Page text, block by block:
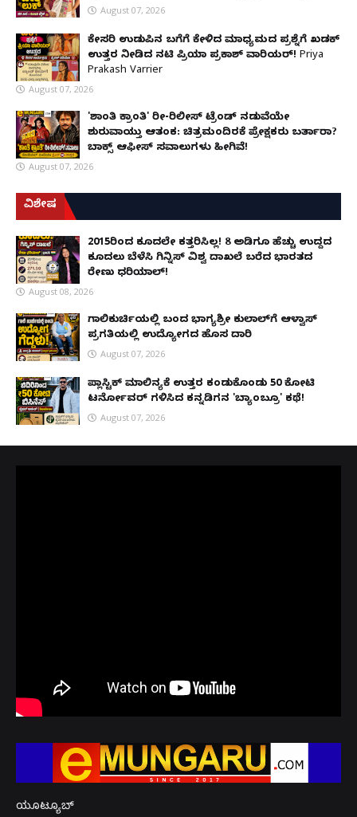
August 07, 2026
ಕೇಸರಿ ಉಡುಪಿನ ಬಗೆಗೆ ಕೇಳಿದ ಮಾಧ್ಯಮದ ಪ್ರಶ್ನೆಗೆ ಖಡಕ್
ಉತ್ತರ ನೀಡಿದ ನಟಿ ಪ್ರಿಯಾ ಪ್ರಕಾಶ್ ವಾರಿಯರ್! Priya
Prakash Varrier
August 07, 2026
'ಶಾಂತಿ ಕ್ರಾಂತಿ' ರೀ-ರಿಲೀಸ್ ಟ್ರೆಂಡ್ ನಡುವೆಯೇ
ಶುರುವಾಯ್ತು ಆತಂಕ: ಚಿತ್ರಮಂದಿರಕ್ಕೆ ಪ್ರೇಕ್ಷಕರು ಬರ್ತಾರಾ?
ಬಾಕ್ಸ್ ಆಫೀಸ್ ಸವಾಲುಗಳು ಹೀಗಿವೆ!
August 07, 2026
ವಿಶೇಷ
2015ರಿಂದ ಕೂದಲೇ ಕತ್ತರಿಸಿಲ್ಲ! 8 ಅಡಿಗೂ ಹೆಚ್ಚು ಉದ್ದದ
ಕೂದಲು ಬೆಳೆಸಿ ಗಿನ್ನಿಸ್ ವಿಶ್ವ ದಾಖಲೆ ಬರೆದ ಭಾರತದ
ರೇಣು ಧರಿಯಾಲ್!
August 08, 2026
ಗಾಲಿಕುರ್ಚಿಯಲ್ಲಿ ಬಂದ ಭಾಗ್ಯಶ್ರೀ ಕುಲಾಲ್‌ಗೆ ಆಳ್ವಾಸ್
ಪ್ರಗತಿಯಲ್ಲಿ ಉದ್ಯೋಗದ ಹೊಸ ದಾರಿ
August 07, 2026
ಪ್ಲಾಸ್ಟಿಕ್ ಮಾಲಿನ್ಯಕ್ಕೆ ಉತ್ತರ ಕಂಡುಕೊಂಡು ₹50 ಕೋಟಿ
ಟರ್ನೋವರ್ ಗಳಿಸಿದ ಕನ್ನಡಿಗನ 'ಬ್ಯಾಂಬ್ರೂ' ಕಥೆ!
August 07, 2026
ಯೂಟ್ಯೂಬ್